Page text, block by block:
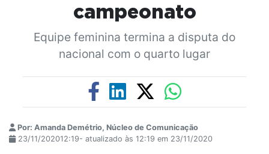
campeonato
Equipe feminina termina a disputa do
nacional com o quarto lugar
Por: Amanda Demétrio, Núcleo de Comunicação
23/11/202012:19- atualizado às 12:19 em 23/11/2020